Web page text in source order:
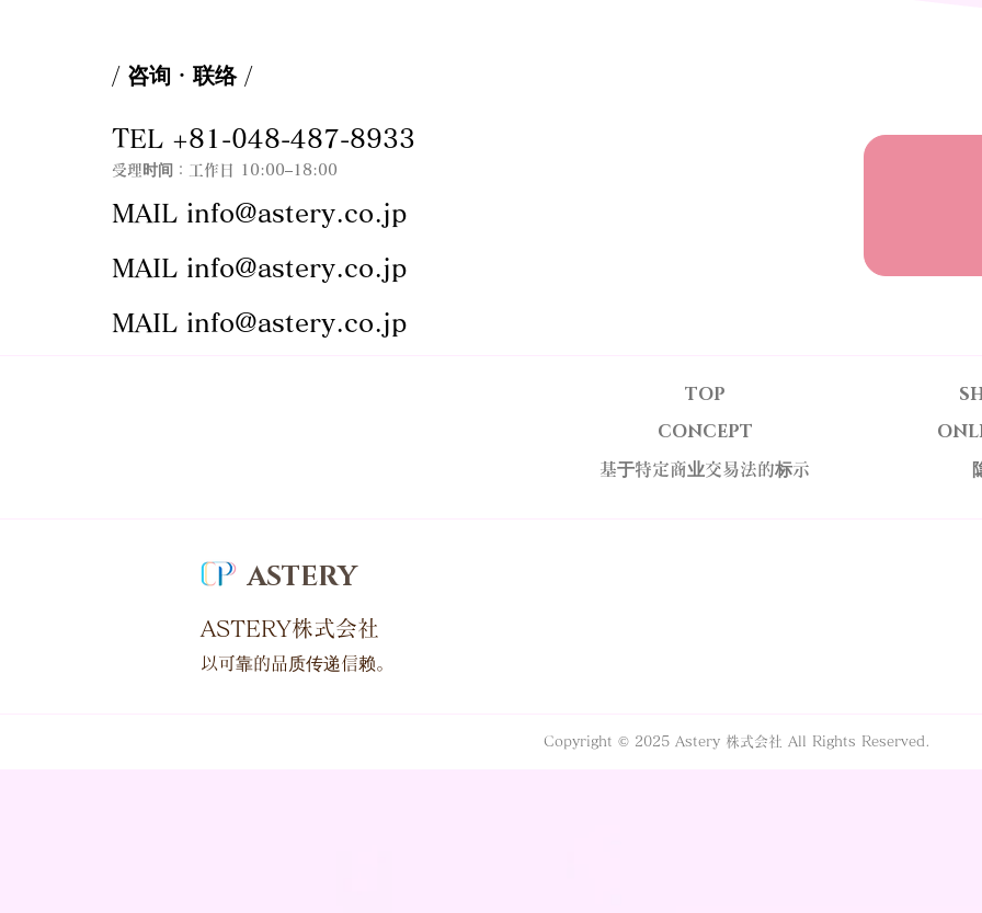
/ 咨询・联络 /
TEL +81-048-487-8933
受理时间：工作日 10:00–18:00
MAIL info@astery.co.jp
MAIL info@astery.co.jp
MAIL info@astery.co.jp
TOP
CONCEPT
基于特定商业交易法的标示
ASTERY
ASTERY株式会社
以可靠的品质传递信赖。
Copyright © 2025 Astery 株式会社 All Rights Reserved.